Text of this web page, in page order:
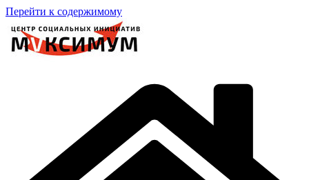
Перейти к содержимому